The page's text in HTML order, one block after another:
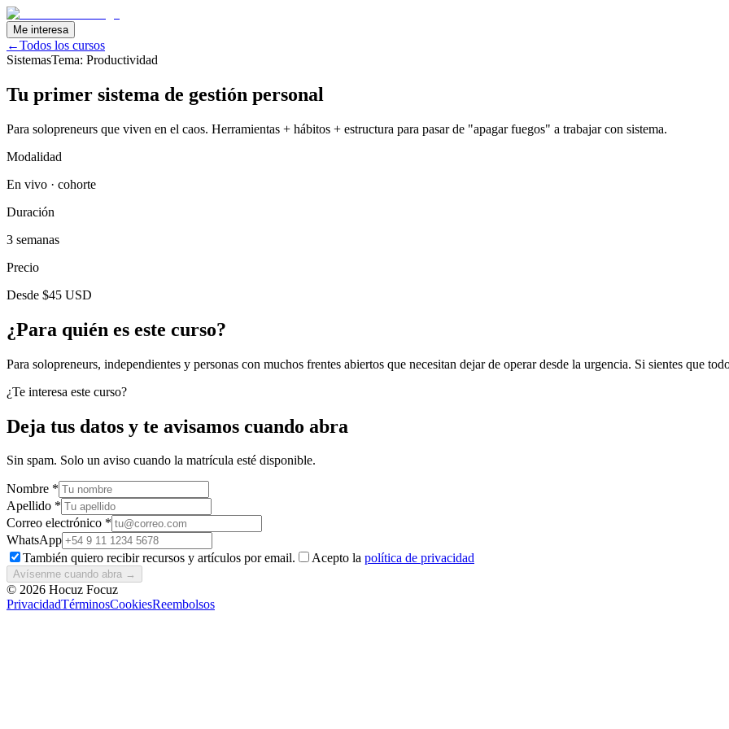
Me interesa
←Todos los cursos
SistemasTema: Productividad
Tu primer sistema de gestión personal
Para solopreneurs que viven en el caos. Herramientas + hábitos + estructura para pasar de "apagar fuegos" a trabajar con sistema.
Modalidad
En vivo · cohorte
Duración
3 semanas
Precio
Desde $45 USD
¿Para quién es este curso?
Para solopreneurs, independientes y personas con muchos frentes abiertos que necesitan dejar de operar desde la urgencia. Si sientes que
¿Te interesa este curso?
Deja tus datos y te avisamos cuando abra
Sin spam. Solo un aviso cuando la matrícula esté disponible.
Nombre *
Apellido *
Correo electrónico *
WhatsApp
También quiero recibir recursos y artículos por email.
Acepto la política de privacidad
Avísenme cuando abra →
© 2026 Hocuz Focuz
PrivacidadTérminosCookiesReembolsos